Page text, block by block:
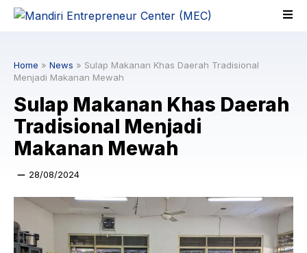
Skip
Home » News » Sulap Makanan Khas Daerah Tradisional
Menjadi Makanan Mewah
Sulap Makanan Khas Daerah
Tradisional Menjadi
Makanan Mewah
28/08/2024